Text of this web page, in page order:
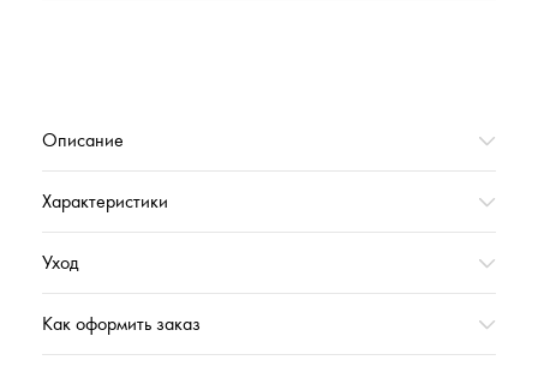
Описание
Характеристики
Уход
Как оформить заказ